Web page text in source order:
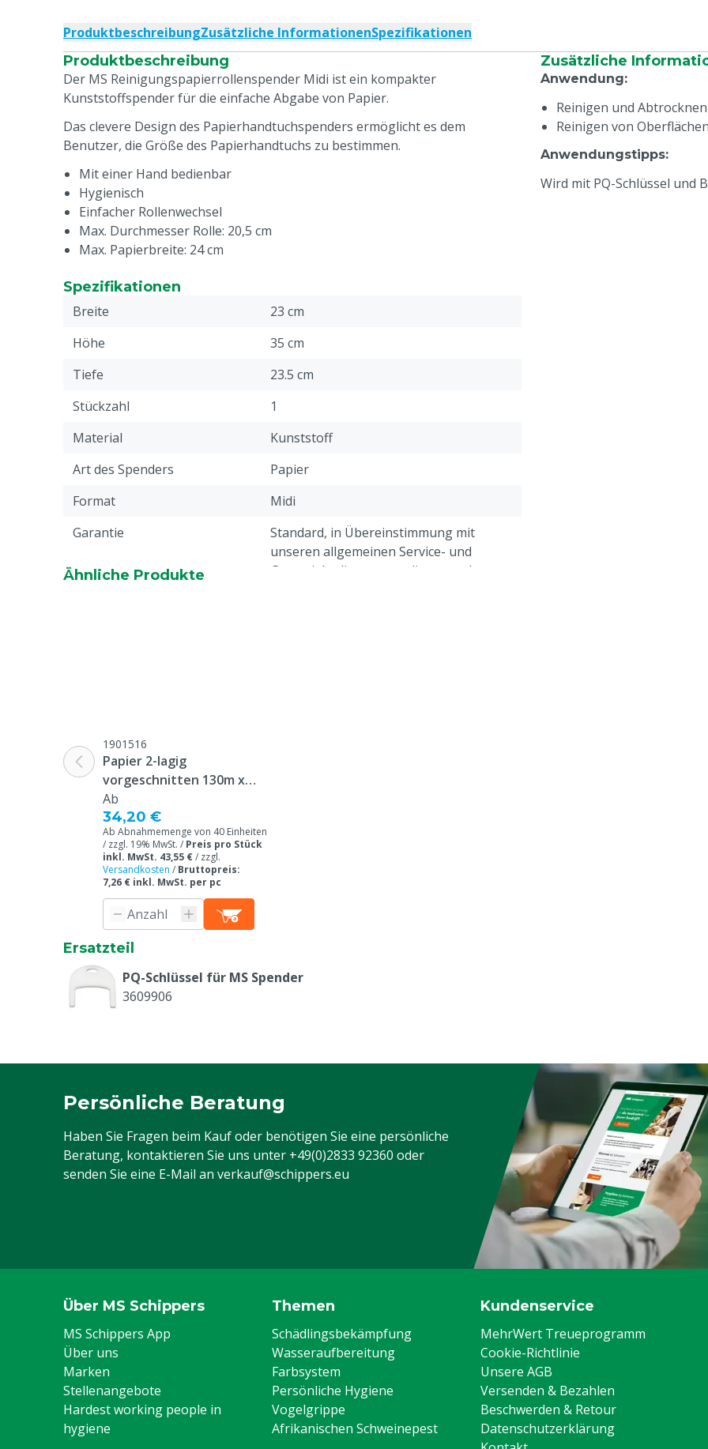
ProduktbeschreibungZusätzliche InformationenSpezifikationen
Produktbeschreibung
Der MS Reinigungspapierrollenspender Midi ist ein kompakter
Kunststoffspender für die einfache Abgabe von Papier.
Das clevere Design des Papierhandtuchspenders ermöglicht es dem
Benutzer, die Größe des Papierhandtuchs zu bestimmen.
Mit einer Hand bedienbar
Hygienisch
Einfacher Rollenwechsel
Max. Durchmesser Rolle: 20,5 cm
Max. Papierbreite: 24 cm
Zusätzliche
Anwendung:
Reinigen und
Reinigen von
Anwendungstipps:
Wird mit PQ-Schlüssel und
Spezifikationen
Breite
23 cm
Höhe
35 cm
Tiefe
23.5 cm
Stückzahl
1
Material
Kunststoff
Art des Spenders
Papier
Format
Midi
Garantie
Standard, in Übereinstimmung mit
unseren allgemeinen Service- und
Garantiebedingungen, die unter der
Farbe
Ähnliche Produkte
1901516
Papier 2-lagig
vorgeschnitten 130m x
20cm, 6 Stück
Ab
34,20 €
Ab Abnahmemenge von 40 Einheiten
/ zzgl. 19% MwSt. / Preis pro Stück
inkl. MwSt. 43,55 €/ zzgl.
Versandkosten / Bruttopreis:
7,26 € inkl. MwSt. per pc
Ersatzteil
PQ-Schlüssel für MS Spender
3609906
Persönliche Beratung
Haben Sie Fragen beim Kauf oder benötigen Sie eine persönliche
Beratung, kontaktieren Sie uns unter +49(0)2833 92360 oder
senden Sie eine E-Mail an verkauf@schippers.eu
Über MS Schippers
MS Schippers App
Über uns
Marken
Stellenangebote
Hardest working people in
hygiene
Themen
Schädlingsbekämpfung
Wasseraufbereitung
Farbsystem
Persönliche Hygiene
Vogelgrippe
Afrikanischen Schweinepest
Kundenservice
MehrWert Treueprogramm
Cookie-Richtlinie
Unsere AGB
Versenden & Bezahlen
Beschwerden & Retour
Datenschutzerklärung